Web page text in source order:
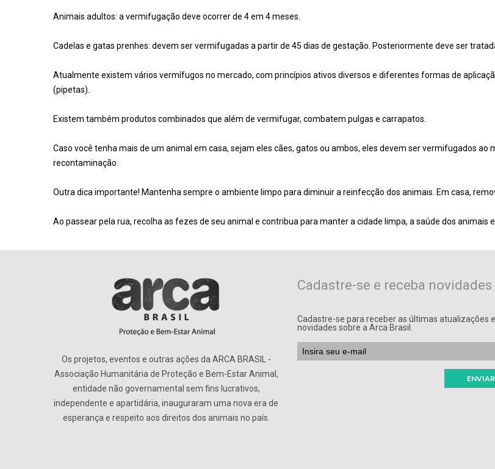
Animais adultos: a vermifugação deve ocorrer de 4 em 4 meses.
Cadelas e gatas prenhes: devem ser vermifugadas a partir de 45 dias de gestação. Posteriormente deve ser
Atualmente existem vários vermífugos no mercado, com princípios ativos diversos e diferentes formas de
(pipetas).
Existem também produtos combinados que além de vermifugar, combatem pulgas e carrapatos.
Caso você tenha mais de um animal em casa, sejam eles cães, gatos ou ambos, eles devem ser vermifugados
recontaminação.
Outra dica importante! Mantenha sempre o ambiente limpo para diminuir a reinfecção dos animais. Em casa,
Ao passear pela rua, recolha as fezes de seu animal e contribua para manter a cidade limpa, a saúde dos animais
Os projetos, eventos e outras ações da ARCA BRASIL -
Associação Humanitária de Proteção e Bem-Estar Animal,
entidade não governamental sem fins lucrativos,
independente e apartidária, inauguraram uma nova era de
esperança e respeito aos direitos dos animais no país.
Cadastre-se e receba novidades
Cadastre-se para receber as últimas atualizações e
novidades sobre a Arca Brasil.